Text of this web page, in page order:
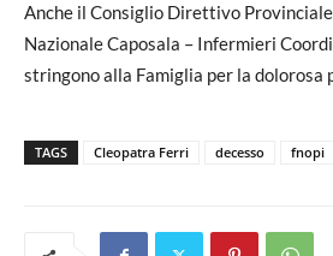
Anche il Consiglio Direttivo
Nazionale Caposala – Infermieri
stringono alla Famiglia per la dolorosa
TAGS Cleopatra Ferri decesso fnopi